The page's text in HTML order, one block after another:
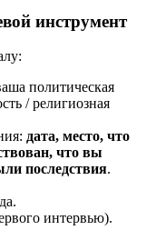
инструмент
политическая
/ религиозная
дата, место, что
что вы
последствия.
интервью).